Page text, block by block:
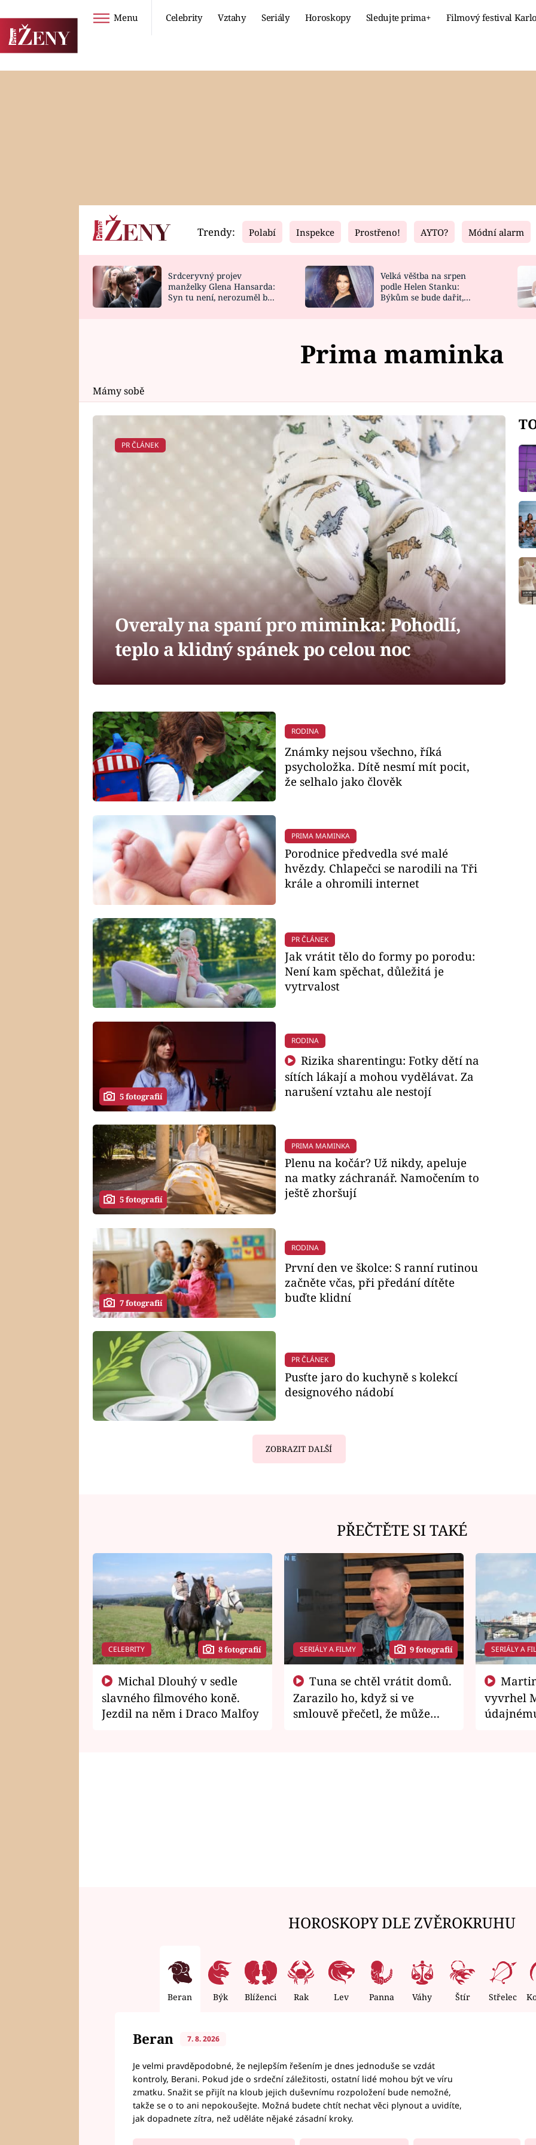
Menu Celebrity Vztahy Seriály Horoskopy Sledujte prima+ Filmový festival
Horoskopy
HOROSKOP NA
Video
CELEBRITY
VAŘENÍ
Fresh
NOVINKY
VIDEORECEPTY
Living
DESIGN
Trendy: Polabí Inspekce Prostřeno! AYTO? Módní alarm
Srdceryvný projev
manželky Glena Hansarda:
Syn tu není, nerozuměl by
Velká věštba na srpen
podle Helen Stanku:
Býkům se bude dařit,
Prima maminka
Mámy sobě
PR ČLÁNEK
Overaly na spaní pro miminka: Pohodlí,
teplo a klidný spánek po celou noc
RODINA
Známky nejsou všechno, říká
psycholožka. Dítě nesmí mít pocit,
že selhalo jako člověk
PRIMA MAMINKA
Porodnice předvedla své malé
hvězdy. Chlapečci se narodili na Tři
krále a ohromili internet
PR ČLÁNEK
Jak vrátit tělo do formy po porodu:
Není kam spěchat, důležitá je
vytrvalost
5 fotografií
RODINA
Rizika sharentingu: Fotky dětí na
sítích lákají a mohou vydělávat. Za
narušení vztahu ale nestojí
5 fotografií
PRIMA MAMINKA
Plenu na kočár? Už nikdy, apeluje
na matky záchranář. Namočením to
ještě zhoršují
7 fotografií
RODINA
První den ve školce: S ranní rutinou
začněte včas, při předání dítěte
buďte klidní
PR ČLÁNEK
Pusťte jaro do kuchyně s kolekcí
designového nádobí
ZOBRAZIT DALŠÍ
PŘEČTĚTE SI TAKÉ
CELEBRITY 8 fotografií
slavného filmového koně.
Jezdil na něm i Draco Malfoy
SERIÁLY A FILMY 9 fotografií
Zarazilo ho, když si ve
smlouvě přečetl, že může
SERIÁLY A
vyvrhel
HOROSKOPY DLE ZVĚROKRUHU
Beran Býk Blíženci Rak Lev Panna Váhy Štír Střelec
Beran 7. 8. 2026
Je velmi pravděpodobné, že nejlepším řešením je dnes jednoduše se vzdát
kontroly, Berani. Pokud jde o srdeční záležitosti, ostatní lidé mohou být ve víru
zmatku. Snažit se přijít na kloub jejich duševnímu rozpoložení bude nemožné,
takže se o to ani nepokoušejte. Možná budete chtít nechat věci plynout a uvidíte,
jak dopadnete zítra, než uděláte nějaké zásadní kroky.